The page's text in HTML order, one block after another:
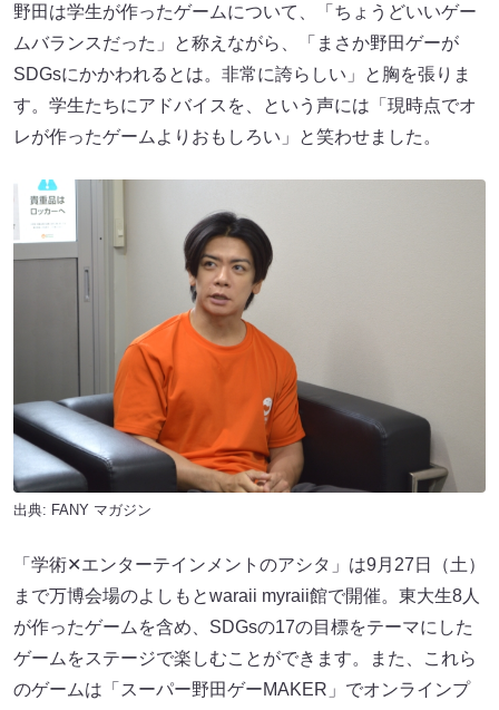
野田は学生が作ったゲームについて、「ちょうどいいゲー
ムバランスだった」と称えながら、「まさか野田ゲーが
SDGsにかかわれるとは。非常に誇らしい」と胸を張りま
す。学生たちにアドバイスを、という声には「現時点でオ
レが作ったゲームよりおもしろい」と笑わせました。
出典: FANY マガジン
「学術✕エンターテインメントのアシタ」は9月27日（土）
まで万博会場のよしもとwaraii myraii館で開催。東大生8人
が作ったゲームを含め、SDGsの17の目標をテーマにした
ゲームをステージで楽しむことができます。また、これら
のゲームは「スーパー野田ゲーMAKER」でオンラインプ